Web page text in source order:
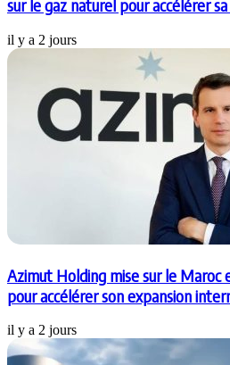
sur le gaz naturel pour accélérer sa
il y a 2 jours
Azimut Holding mise sur le Maroc
pour accélérer son expansion
il y a 2 jours